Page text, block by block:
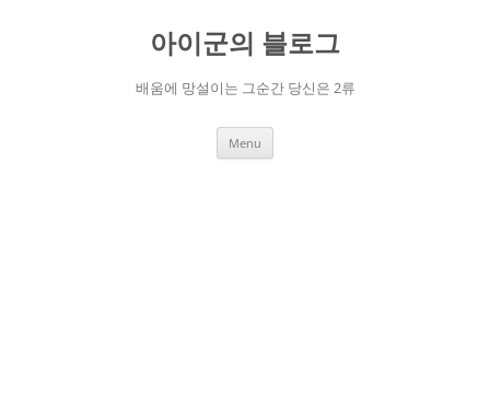
아이군의 블로그
배움에 망설이는 그순간 당신은 2류
Menu